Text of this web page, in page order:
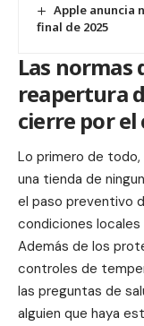
Apple anuncia
final de 2025
Las normas
reapertura
cierre por
Lo primero de
una tienda de
el paso preventivo
condiciones locales
Además de los
controles de
las preguntas de
alguien que haya